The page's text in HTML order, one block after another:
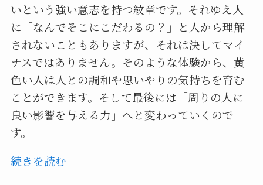
いという強い意志を持つ紋章です。それゆえ人
に「なんでそこにこだわるの？」と人から理解
されないこともありますが、それは決してマイ
ナスではありません。そのような体験から、黄
色い人は人との調和や思いやりの気持ちを育む
ことができます。そして最後には「周りの人に
良い影響を与える力」へと変わっていくので
す。
続きを読む